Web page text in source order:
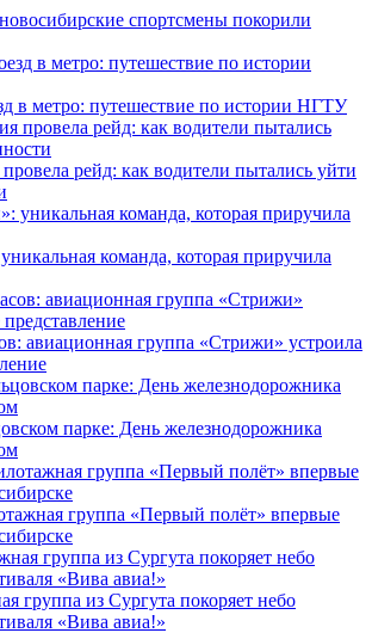
спортсмены покорили
в метро: путешествие по истории НГТУ
рейд: как водители пытались уйти
команда, которая приручила
авиационная группа «Стрижи» устроила
парке: День железнодорожника
группа «Первый полёт» впервые
группа из Сургута покоряет небо
«Вива авиа!»